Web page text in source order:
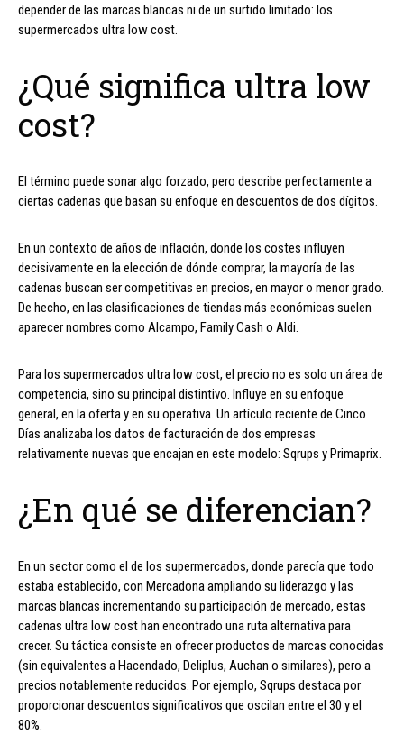
depender de las marcas blancas ni de un surtido limitado: los
supermercados ultra low cost.
¿Qué significa ultra low
cost?
El término puede sonar algo forzado, pero describe perfectamente a
ciertas cadenas que basan su enfoque en descuentos de dos dígitos.
En un contexto de años de inflación, donde los costes influyen
decisivamente en la elección de dónde comprar, la mayoría de las
cadenas buscan ser competitivas en precios, en mayor o menor grado.
De hecho, en las clasificaciones de tiendas más económicas suelen
aparecer nombres como Alcampo, Family Cash o Aldi.
Para los supermercados ultra low cost, el precio no es solo un área de
competencia, sino su principal distintivo. Influye en su enfoque
general, en la oferta y en su operativa. Un artículo reciente de Cinco
Días analizaba los datos de facturación de dos empresas
relativamente nuevas que encajan en este modelo: Sqrups y Primaprix.
¿En qué se diferencian?
En un sector como el de los supermercados, donde parecía que todo
estaba establecido, con Mercadona ampliando su liderazgo y las
marcas blancas incrementando su participación de mercado, estas
cadenas ultra low cost han encontrado una ruta alternativa para
crecer. Su táctica consiste en ofrecer productos de marcas conocidas
(sin equivalentes a Hacendado, Deliplus, Auchan o similares), pero a
precios notablemente reducidos. Por ejemplo, Sqrups destaca por
proporcionar descuentos significativos que oscilan entre el 30 y el
80%.